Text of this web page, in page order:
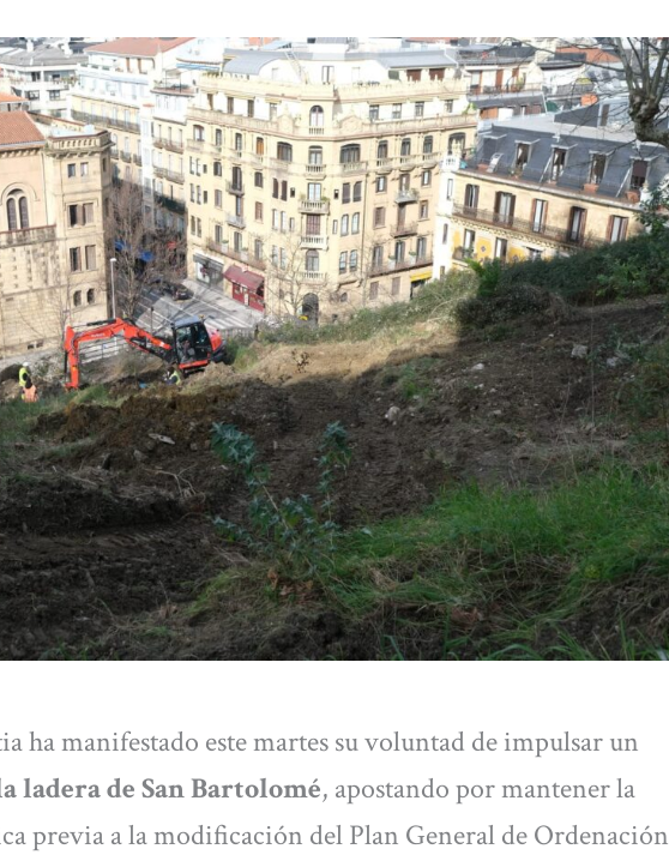
ha manifestado este martes su voluntad de impulsar un
ladera de San Bartolomé, apostando por mantener la
previa a la modificación del Plan General de Ordenación